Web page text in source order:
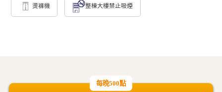
燙褲機 整棟大樓禁止吸煙
每晚500點